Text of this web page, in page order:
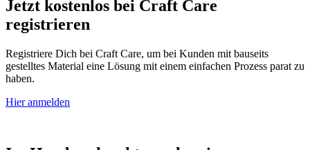
Jetzt kostenlos bei Craft Care
registrieren
Registriere Dich bei Craft Care, um bei Kunden mit bauseits
gestelltes Material eine Lösung mit einem einfachen Prozess parat zu
haben.
Hier anmelden